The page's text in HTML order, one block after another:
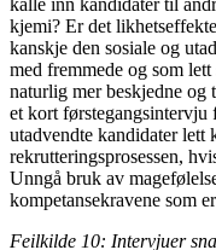
kjemi? Er det
kanskje den sosiale og
med fremmede og som
naturlig mer beskjedne og
et kort
utadvendte kandidater
rekrutteringsprosessen,
Unngå bruk av
kompetansekravene som
Feilkilde 10: Intervjuer